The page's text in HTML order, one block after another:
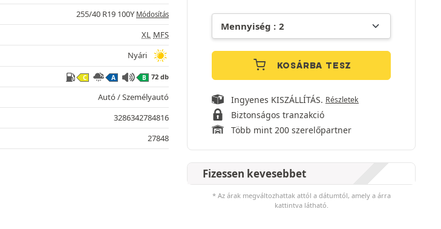
KOSÁRBA TESZ
Ingyenes KISZÁLLÍTÁS. Részletek
Biztonságos tranzakció
Több mint 200 szerelőpartner
Fizessen kevesebbet
* Az árak megváltozhattak attól a dátumtól, amely a árra
kattintva látható.
255/40 R19 100Y Módosítás
XL MFS
Nyári
C A B 72 db
Autó / Személyautó
3286342784816
27848